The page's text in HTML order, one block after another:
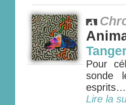
Pour
sonde
Lire la